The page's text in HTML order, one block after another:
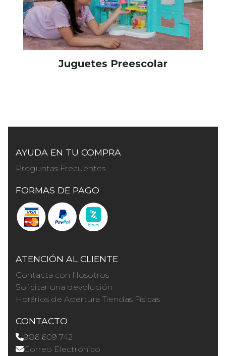
Juguetes Preescolar
AYUDA EN TU COMPRA
Preguntas Frecuentes
FORMAS DE PAGO
ATENCIÓN AL CLIENTE
Contacta con Nosotros
Solicitar una devolución
Horários de Apertura Tiendas Físicas
CONTACTO
986 609 742
Correo Electrónico